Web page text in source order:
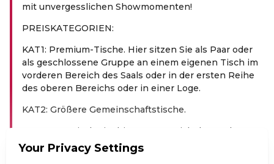
mit unvergesslichen Showmomenten!
PREIS­KA­TE­GO­RIEN:
KAT1: Premium-Tische. Hier sitzen Sie als Paar oder
als geschlossene Gruppe an einem eigenen Tisch im
vorderen Bereich des Saals oder in der ersten Reihe
des oberen Bereichs oder in einer Loge.
KAT2: Größere Gemeinschaftstische.
KAT3: 2‑er Tische im hinteren Bereich des Saals
(1.Reihe).
Your Privacy Settings